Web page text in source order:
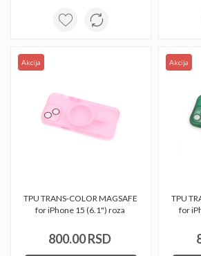
Akcija
TPU TRANS-COLOR MAGSAFE
for iPhone 15 (6.1") roza
800.00 RSD
Akcija
TPU
for